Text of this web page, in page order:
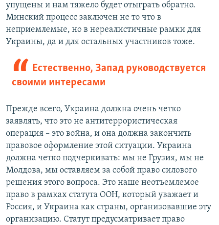
упущены и нам тяжело будет отыграть обратно.
Минский процесс заключен не то что в
неприемлемые, но в нереалистичные рамки для
Украины, да и для остальных участников тоже.
Естественно, Запад руководствуется
своими интересами
Прежде всего, Украина должна очень четко
заявлять, что это не антитеррористическая
операция – это война, и она должна закончить
правовое оформление этой ситуации. Украина
должна четко подчеркивать: мы не Грузия, мы не
Молдова, мы оставляем за собой право силового
решения этого вопроса. Это наше неотъемлемое
право в рамках статута ООН, который уважает и
Россия, и Украина как страны, организовавшие эту
организацию. Статут предусматривает право